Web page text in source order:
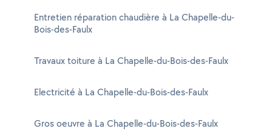
Entretien réparation chaudière à La Chapelle-du-
Bois-des-Faulx
Travaux toiture à La Chapelle-du-Bois-des-Faulx
Electricité à La Chapelle-du-Bois-des-Faulx
Gros oeuvre à La Chapelle-du-Bois-des-Faulx